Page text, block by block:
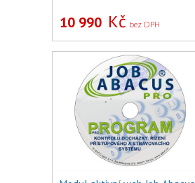
10 990 Kč bez DPH